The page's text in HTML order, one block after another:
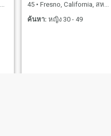
45 • Fresno, California, สหรัฐอเมริกา
ค้นหา: หญิง 30 - 49